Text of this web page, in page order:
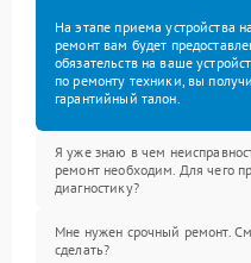
На этапе приема устройства
ремонт вам будет
обязательств на ваше
по ремонту техники, вы
гарантийный талон.
Я уже знаю в чем
ремонт необходим. Для чего
диагностику?
Мне нужен срочный ремонт.
сделать?